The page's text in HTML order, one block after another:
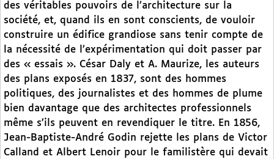
des véritables pouvoirs de l’architecture sur la
société, et, quand ils en sont conscients, de vouloir
construire un édifice grandiose sans tenir compte de
la nécessité de l’expérimentation qui doit passer par
des « essais ». César Daly et A. Maurize, les auteurs
des plans exposés en 1837, sont des hommes
politiques, des journalistes et des hommes de plume
bien davantage que des architectes professionnels
même s’ils peuvent en revendiquer le titre. En 1856,
Jean-Baptiste-André Godin rejette les plans de Victor
Calland et Albert Lenoir pour le familistère qui devait